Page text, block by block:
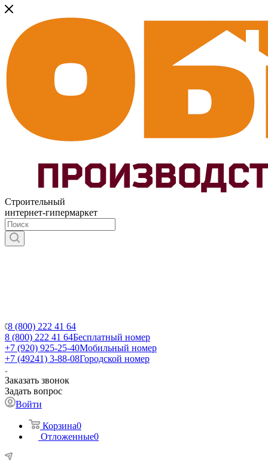
Строительный
интернет-гипермаркет
8 (800) 222 41 64
8 (800) 222 41 64Бесплатный номер
+7 (920) 925-25-40Мобильный номер
+7 (49241) 3-88-08Городской номер
Заказать звонок
Задать вопрос
Войти
Корзина0
Отложенные0